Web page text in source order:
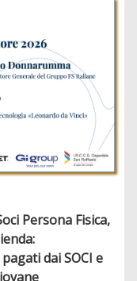
Persona Fisica,
dai SOCI e